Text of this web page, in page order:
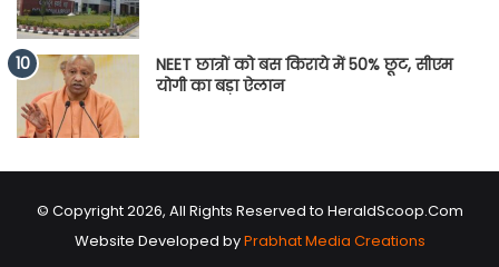
NEET छात्रों को बस किराये में 50% छूट, सीएम
योगी का बड़ा ऐलान
© Copyright 2026, All Rights Reserved to HeraldScoop.Com
Website Developed byPrabhat Media Creations